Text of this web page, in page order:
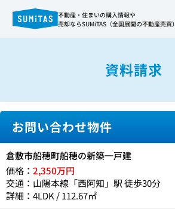
不動産・住まいの購入情報や
売却ならSUMiTAS（全国展開の不動産売買）
資料請求
お問い合わせ物件
倉敷市船穂町船穂の新築一戸建
価格： 2,350万円
交通：山陽本線「西阿知」駅 徒歩30分
詳細：4LDK / 112.67㎡